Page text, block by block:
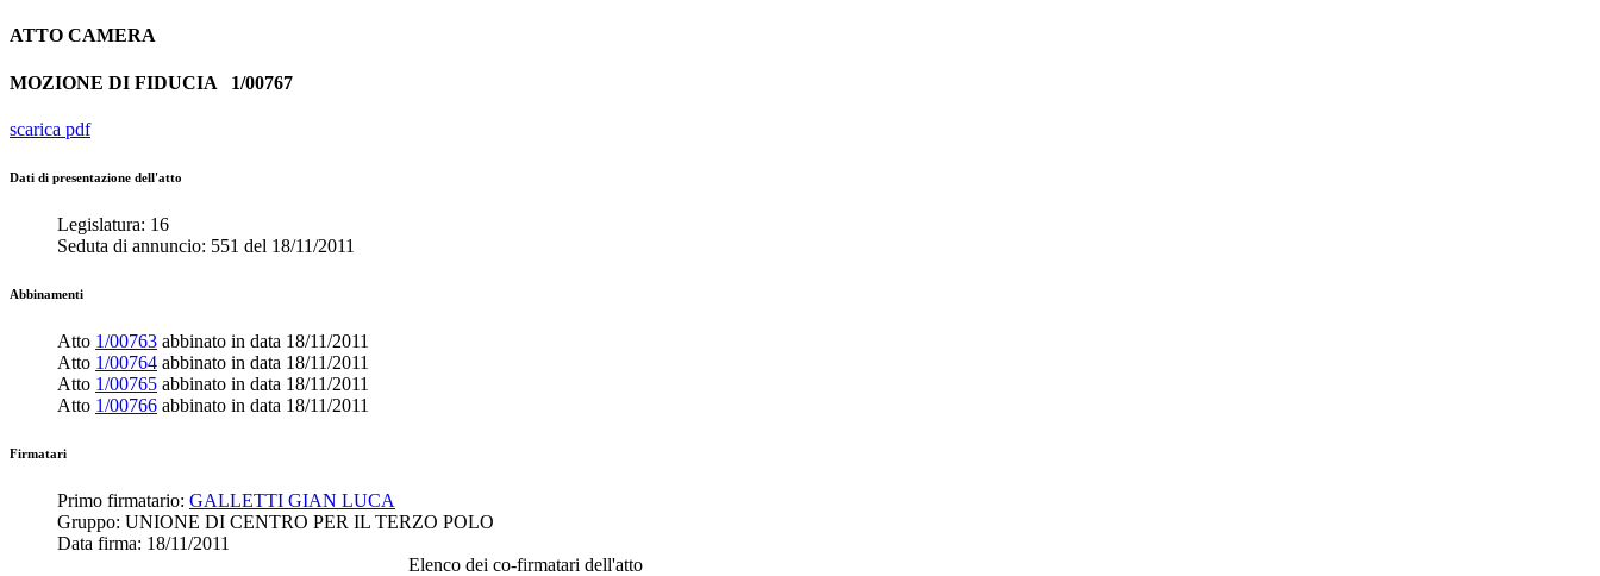
ATTO CAMERA
MOZIONE DI FIDUCIA 1/00767
scarica pdf
Dati di presentazione dell'atto
Legislatura: 16
Seduta di annuncio: 551 del 18/11/2011
Abbinamenti
Atto 1/00763 abbinato in data 18/11/2011
Atto 1/00764 abbinato in data 18/11/2011
Atto 1/00765 abbinato in data 18/11/2011
Atto 1/00766 abbinato in data 18/11/2011
Firmatari
Primo firmatario: GALLETTI GIAN LUCA
Gruppo: UNIONE DI CENTRO PER IL TERZO POLO
Data firma: 18/11/2011
Elenco dei co-firmatari dell'atto